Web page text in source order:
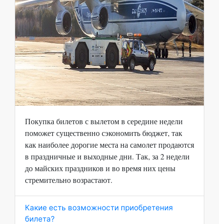
Покупка билетов с вылетом в середине недели
поможет существенно сэкономить бюджет, так
как наиболее дорогие места на самолет продаются
в праздничные и выходные дни. Так, за 2 недели
до майских праздников и во время них цены
стремительно возрастают.
Какие есть возможности приобретения
билета?